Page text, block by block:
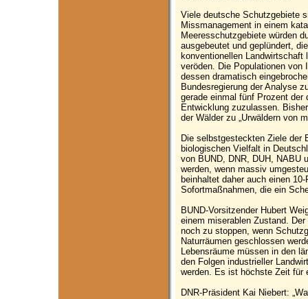
Viele deutsche Schutzgebiete
Missmanagement in einem
Meeresschutzgebiete würden
ausgebeutet und geplündert,
konventionellen
veröden. Die Populationen von
dessen dramatisch
Bundesregierung der Analyse
gerade einmal fünf Prozent der
Entwicklung zuzulassen.
der Wälder zu „Urwäldern von
Die selbstgesteckten Ziele der
biologischen Vielfalt in
von BUND, DNR, DUH, NABU
werden, wenn massiv
beinhaltet daher auch einen
Sofortmaßnahmen, die ein
BUND-Vorsitzender Hubert
einem miserablen Zustand.
noch zu stoppen, wenn
Naturräumen geschlossen
Lebensräume müssen in den
den Folgen industrieller
werden. Es ist höchste Zeit für
DNR-Präsident Kai Niebert: